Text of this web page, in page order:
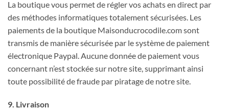
La boutique vous permet de régler vos achats en direct par
des méthodes informatiques totalement sécurisées. Les
paiements de la boutique Maisonducrocodile.com sont
transmis de manière sécurisée par le système de paiement
électronique Paypal. Aucune donnée de paiement vous
concernant n’est stockée sur notre site, supprimant ainsi
toute possibilité de fraude par piratage de notre site.
9. Livraison